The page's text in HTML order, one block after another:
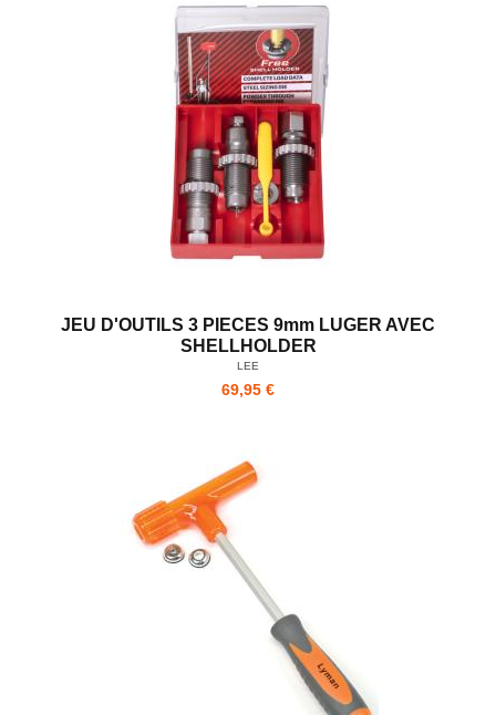
JEU D'OUTILS 3 PIECES 9mm LUGER AVEC
SHELLHOLDER
LEE
69,95 €